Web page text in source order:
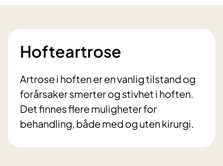
Hofteartrose
Artrose i hoften er en vanlig tilstand og
forårsaker smerter og stivhet i hoften.
Det finnes flere muligheter for
behandling, både med og uten kirurgi.